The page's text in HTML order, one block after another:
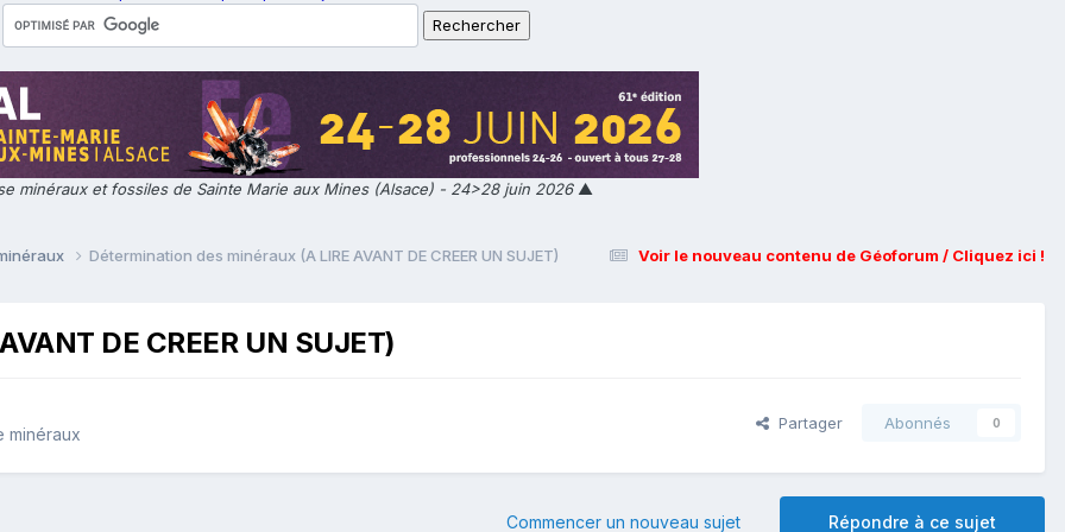
minéraux et fossiles de Sainte Marie aux Mines (Alsace) - 24>28 juin 2026▲
Voir le nouveau contenu de Géoforum / Cliquez ici !
Détermination des minéraux (A LIRE AVANT DE CREER UN SUJET)
DE CREER UN SUJET)
minéraux
Partager Abonnés 0
Répondre à ce sujet
Commencer un nouveau sujet